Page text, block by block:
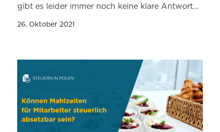
gibt es leider immer noch keine klare Antwort…
26. Oktober 2021